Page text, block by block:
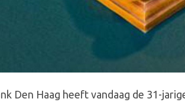
Den Haag heeft vandaag de 31-